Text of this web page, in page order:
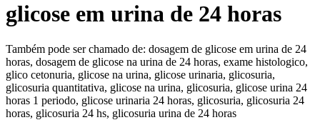
glicose em urina de 24 horas
Também pode ser chamado de: dosagem de glicose em urina de 24
horas, dosagem de glicose na urina de 24 horas, exame histologico,
glico cetonuria, glicose na urina, glicose urinaria, glicosuria,
glicosuria quantitativa, glicose na urina, glicosuria, glicose urina 24
horas 1 periodo, glicose urinaria 24 horas, glicosuria, glicosuria 24
horas, glicosuria 24 hs, glicosuria urina de 24 horas